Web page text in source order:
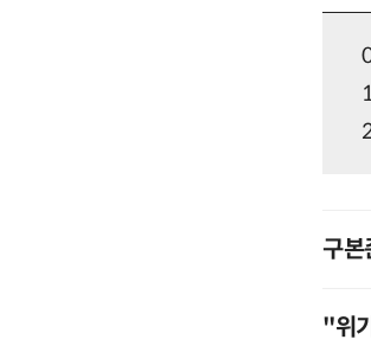
구본
"위